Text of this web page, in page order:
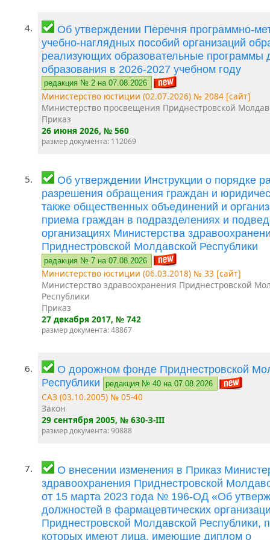
4.
Об утверждении Перечня программно-
учебно-наглядных пособий организаций
реализующих образовательные программы
образования в 2026-2027 учебном году
редакция № 2 на 07.08.2026
Министерство юстиции (02.07.2026) № 2084 [сайт]
Министерство просвещения Приднестровской
Приказ
26 июня 2026, № 560
размер документа: 112069
5.
Об утверждении Инструкции о порядке
разрешения обращения граждан и
также общественных объединений и
приема граждан в подразделениях и
организациях Министерства
Приднестровской Молдавской Республики
редакция № 7 на 07.08.2026
Министерство юстиции (06.03.2018) № 33 [сайт]
Министерство здравоохранения Приднестровской
Республики
Приказ
27 декабря 2017, № 742
размер документа: 48867
6.
О дорожном фонде Приднестровской
Республики
редакция № 40 на 07.08.2026
САЗ (03.10.2005) № 05-40
Закон
29 сентября 2005, № 630-З-III
размер документа: 90888
7.
О внесении изменения в Приказ
здравоохранения Приднестровской
от 15 марта 2023 года № 196-ОД «Об
должностей в фармацевтических
Приднестровской Молдавской Республики,
которых имеют лица, имеющие диплом о